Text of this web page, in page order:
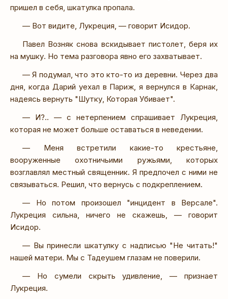
пришел в себя, шкатулка пропала.
— Вот видите, Лукреция, — говорит Исидор.
Павел Возняк снова вскидывает пистолет, беря их
на мушку. Но тема разговора явно его захватывает.
— Я подумал, что это кто-то из деревни. Через два
дня, когда Дарий уехал в Париж, я вернулся в Карнак,
надеясь вернуть "Шутку, Которая Убивает".
— И?.. — с нетерпением спрашивает Лукреция,
которая не может больше оставаться в неведении.
— Меня встретили какие-то крестьяне,
вооруженные охотничьими ружьями, которых
возглавлял местный священник. Я предпочел с ними не
связываться. Решил, что вернусь с подкреплением.
— Но потом произошел "инцидент в Версале".
Лукреция сильна, ничего не скажешь, — говорит
Исидор.
— Вы принесли шкатулку с надписью "Не читать!"
нашей матери. Мы с Тадеушем глазам не поверили.
— Но сумели скрыть удивление, — признает
Лукреция.